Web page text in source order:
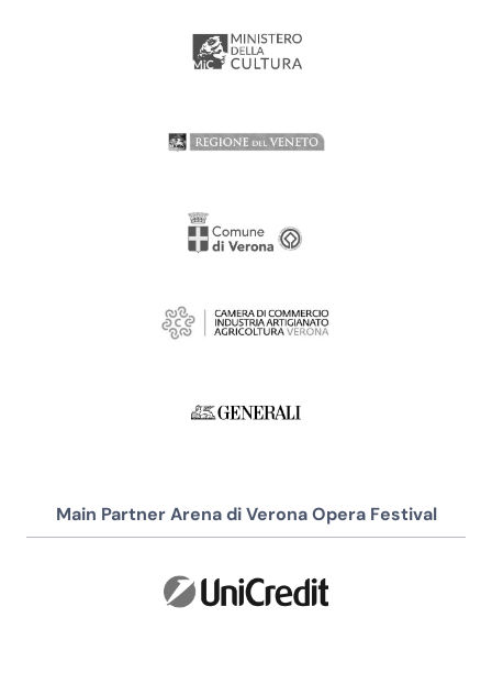
Main Partner Arena di Verona Opera Festival